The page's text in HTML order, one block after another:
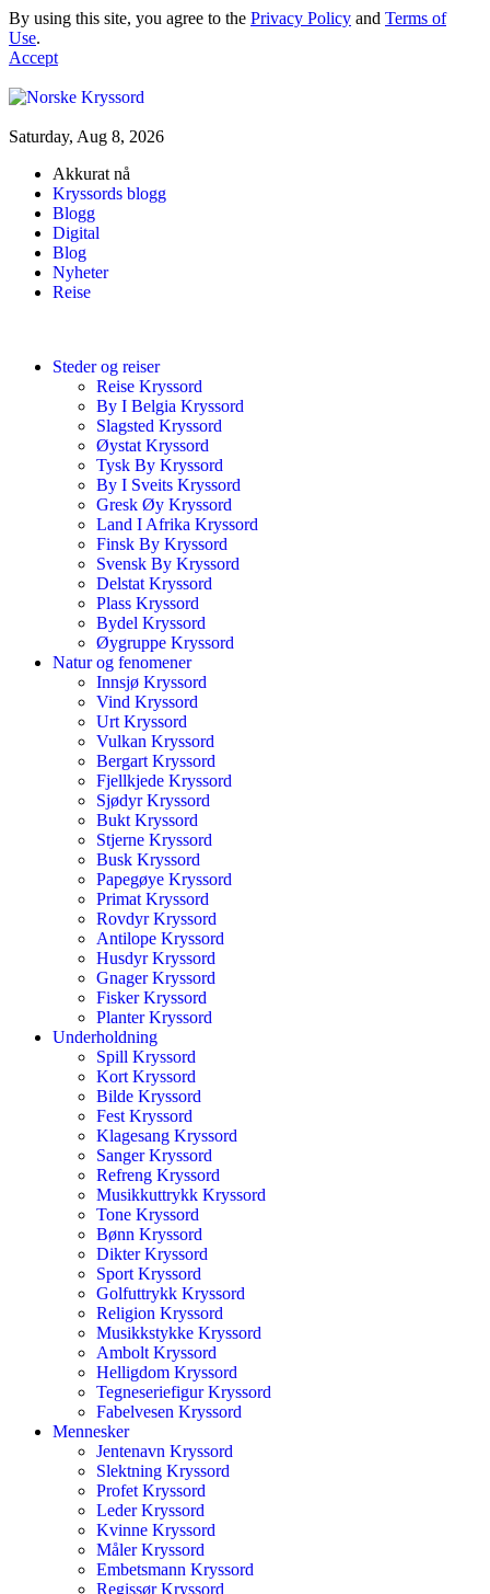
By using this site, you agree to the Privacy Policy and Terms of
Use.
Accept
Saturday, Aug 8, 2026
Akkurat nå
Kryssords blogg
Blogg
Digital
Blog
Nyheter
Reise
Steder og reiser
Reise Kryssord
By I Belgia Kryssord
Slagsted Kryssord
Øystat Kryssord
Tysk By Kryssord
By I Sveits Kryssord
Gresk Øy Kryssord
Land I Afrika Kryssord
Finsk By Kryssord
Svensk By Kryssord
Delstat Kryssord
Plass Kryssord
Bydel Kryssord
Øygruppe Kryssord
Natur og fenomener
Innsjø Kryssord
Vind Kryssord
Urt Kryssord
Vulkan Kryssord
Bergart Kryssord
Fjellkjede Kryssord
Sjødyr Kryssord
Bukt Kryssord
Stjerne Kryssord
Busk Kryssord
Papegøye Kryssord
Primat Kryssord
Rovdyr Kryssord
Antilope Kryssord
Husdyr Kryssord
Gnager Kryssord
Fisker Kryssord
Planter Kryssord
Underholdning
Spill Kryssord
Kort Kryssord
Bilde Kryssord
Fest Kryssord
Klagesang Kryssord
Sanger Kryssord
Refreng Kryssord
Musikkuttrykk Kryssord
Tone Kryssord
Bønn Kryssord
Dikter Kryssord
Sport Kryssord
Golfuttrykk Kryssord
Religion Kryssord
Musikkstykke Kryssord
Ambolt Kryssord
Helligdom Kryssord
Tegneseriefigur Kryssord
Fabelvesen Kryssord
Mennesker
Jentenavn Kryssord
Slektning Kryssord
Profet Kryssord
Leder Kryssord
Kvinne Kryssord
Måler Kryssord
Embetsmann Kryssord
Regissør Kryssord